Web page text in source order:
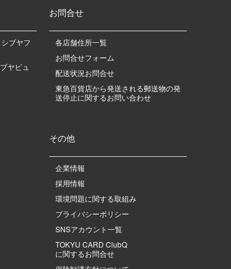
ブヤフ
ヤビュ
お問合せ
各店舗住所一覧
お問合せフォーム
配送状況お問合せ
東急百貨店から発送される郵送物の発
送停止に関するお問い合わせ
その他
企業情報
採用情報
環境問題に関する取組み
プライバシーポリシー
SNSアカウント一覧
TOKYU CARD ClubQ
に関するお問合せ